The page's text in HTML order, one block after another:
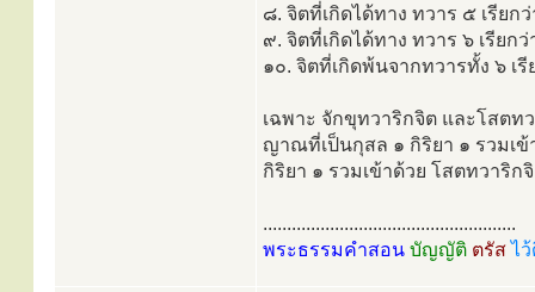
๘. จิตที่เกิดได้ทาง ทวาร ๕ เรีย
๙. จิตที่เกิดได้ทาง ทวาร ๖ เรียก
๑๐. จิตที่เกิดพ้นจากทวารทั้ง ๖ เ
เฉพาะ จักขุทวาริกจิต และโสต
ญาณที่เป็นกุสล ๑ กิริยา ๑ รวมเ
กิริยา ๑ รวมเข้าด้วย โสตทวาริก
.....................................................
พระธรรมคำสอน บัญญัติ ตรัสไ